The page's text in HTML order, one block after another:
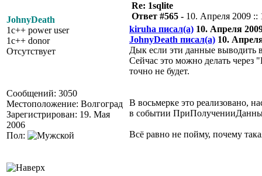
JohnyDeath
1c++ power user
1c++ donor
Отсутствует
Сообщений: 3050
Местоположение: Волгоград
Зарегистрирован: 19. Мая
2006
Пол:
Re: 1sqlite
Ответ #565 - 10. Апреля 2009 ::
kiruha писал(а) 10. Апреля
JohnyDeath писал(а) 10.
Дык если эти данные выводить
Сейчас это можно делать
точно не будет.
В восьмерке это реализовано,
в событии
Всё равно не пойму, почему